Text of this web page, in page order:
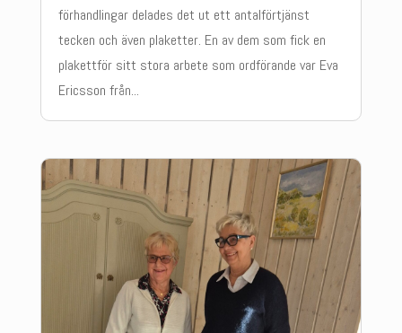
förhandlingar delades det ut ett antalförtjänst
tecken och även plaketter. En av dem som fick en
plakettför sitt stora arbete som ordförande var Eva
Ericsson från...